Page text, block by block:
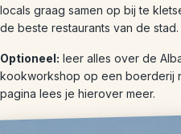
locals graag samen op bij te
de beste restaurants van de stad.
Optioneel: leer alles over de
kookworkshop op een boerderij
pagina lees je hierover meer.